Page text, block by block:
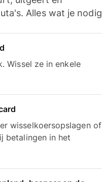
Alles wat je nodig
Wissel ze in enkele
wisselkoersopslagen of
betalingen in het